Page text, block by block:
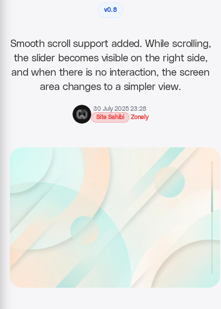
v0.8
Smooth scroll support added. While scrolling,
the slider becomes visible on the right side,
and when there is no interaction, the screen
area changes to a simpler view.
30 July 2025 23:28
Site Sahibi
Zonely